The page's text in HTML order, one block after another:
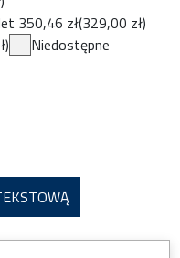
350,46 zł(329,00 zł)
Niedostępne